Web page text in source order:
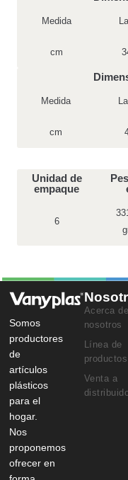
Medida
cm
Medida
cm
Unidad de
empaque
6
Somos
productores
de
artículos
plásticos
para el
hogar.
Nos
proponemos
ofrecer en
Acerca de
nosotros
Línea de
productos
Venta a